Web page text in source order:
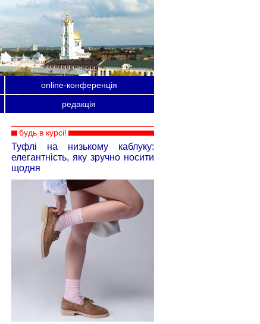
online-конференція
редакція
будь в курсі!
Туфлі на низькому каблуку:
елегантність, яку зручно носити
щодня